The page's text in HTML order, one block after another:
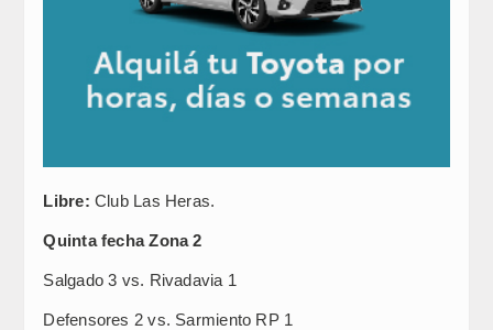
Libre: Club Las Heras.
Quinta fecha Zona 2
Salgado 3 vs. Rivadavia 1
Defensores 2 vs. Sarmiento RP 1